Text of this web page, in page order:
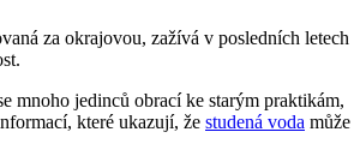
za okrajovou, zažívá v posledních letech
mnoho jedinců obrací ke starým praktikám,
které ukazují, že studená voda může